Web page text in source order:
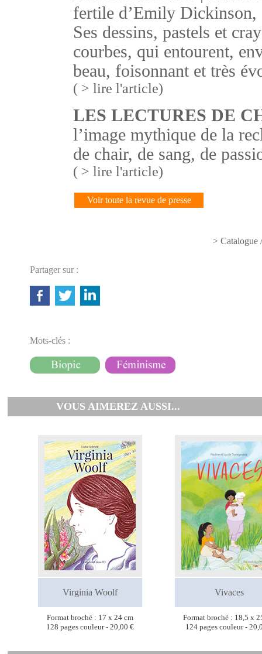
fertile d’Emily Dickinson,
Ses dessins, pastels et
courbes, qui entourent,
beau, foisonnant et très
( > lire l'article)
LES LECTURES DE
l’image mythique de la
de chair, de sang, de
( > lire l'article)
Voir toute la revue de presse
> Catalogue
Partager sur :
Mots-clés :
VOUS AIMEREZ AUSSI...
Virginia Woolf Vivaces
Format broché : 17 x 24 cm
128 pages couleur - 20,00 €
Format broché : 18,5 x
124 pages couleur -